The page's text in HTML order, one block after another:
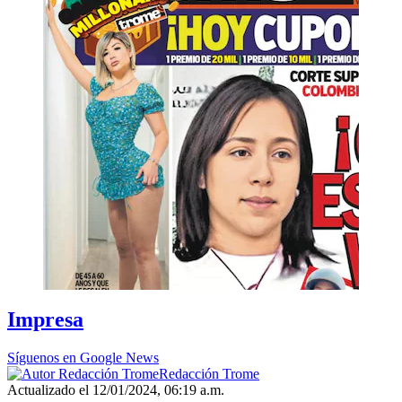
Impresa
Síguenos en Google News
Redacción Trome
Actualizado el 12/01/2024, 06:19 a.m.